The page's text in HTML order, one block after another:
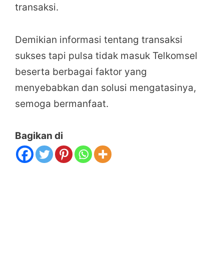
transaksi.
Demikian informasi tentang transaksi
sukses tapi pulsa tidak masuk Telkomsel
beserta berbagai faktor yang
menyebabkan dan solusi mengatasinya,
semoga bermanfaat.
Bagikan di